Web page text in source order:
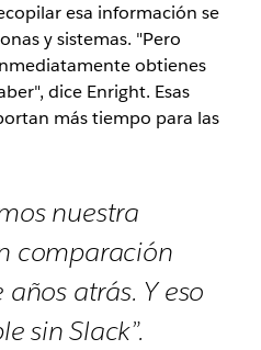
esa información se
y sistemas. "Pero
obtienes
dice Enright. Esas
más tiempo para las
nuestra
comparación
atrás. Y eso
sin Slack”.